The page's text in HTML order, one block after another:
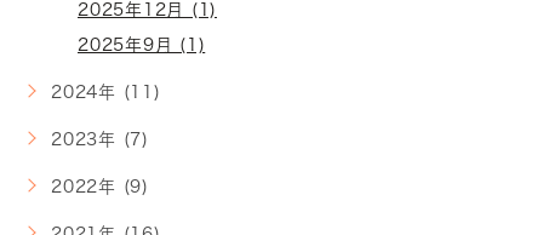
2025年12月 (1)
2025年9月 (1)
2024年 (11)
2023年 (7)
2022年 (9)